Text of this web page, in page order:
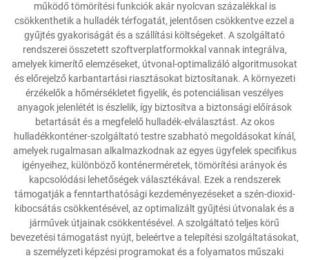
működő tömörítési funkciók akár nyolcvan százalékkal is
csökkenthetik a hulladék térfogatát, jelentősen csökkentve ezzel a
gyűjtés gyakoriságát és a szállítási költségeket. A szolgáltató
rendszerei összetett szoftverplatformokkal vannak integrálva,
amelyek kimerítő elemzéseket, útvonal-optimalizáló algoritmusokat
és előrejelző karbantartási riasztásokat biztosítanak. A környezeti
érzékelők a hőmérsékletet figyelik, és potenciálisan veszélyes
anyagok jelenlétét is észlelik, így biztosítva a biztonsági előírások
betartását és a megfelelő hulladék-elválasztást. Az okos
hulladékkonténer-szolgáltató testre szabható megoldásokat kínál,
amelyek rugalmasan alkalmazkodnak az egyes ügyfelek specifikus
igényeihez, különböző konténerméretek, tömörítési arányok és
kapcsolódási lehetőségek választékával. Ezek a rendszerek
támogatják a fenntarthatósági kezdeményezéseket a szén-dioxid-
kibocsátás csökkentésével, az optimalizált gyűjtési útvonalak és a
járművek útjainak csökkentésével. A szolgáltató teljes körű
bevezetési támogatást nyújt, beleértve a telepítési szolgáltatásokat,
a személyzeti képzési programokat és a folyamatos műszaki